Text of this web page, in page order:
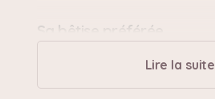
Sa bêtise préférée
Lire la suite